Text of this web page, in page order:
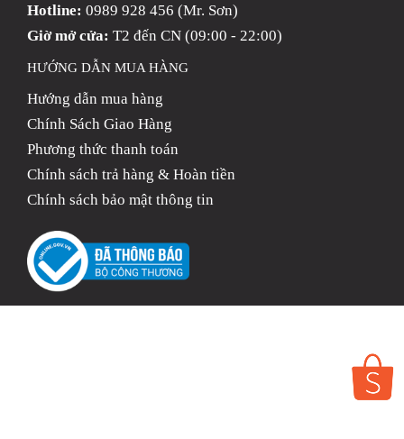
Hotline: 0989 928 456 (Mr. Sơn)
Giờ mở cửa: T2 đến CN (09:00 - 22:00)
HƯỚNG DẪN MUA HÀNG
Hướng dẫn mua hàng
Chính Sách Giao Hàng
Phương thức thanh toán
Chính sách trả hàng & Hoàn tiền
Chính sách bảo mật thông tin